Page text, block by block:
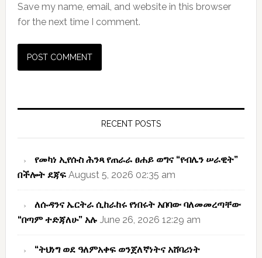
Save my name, email, and website in this browser
for the next time I comment.
RECENT POSTS
የመካነ ኢየሱስ ሕንጻ የጠራራ ፀሐይ ወግና “የብሌን ሠራዊት”
በችሎት ደጃፍ August 5, 2026 02:35 am
ለሱዳንና ኤርትራ ሲከራከሩ የነበሩት አበባው ባለመመረጣቸው
“በጣም ተድጃለሁ” አሉ June 26, 2026 12:29 am
“ትህነግ ወደ ዓለምአቀፍ ወንጀለኛነትና አሸባሪነት